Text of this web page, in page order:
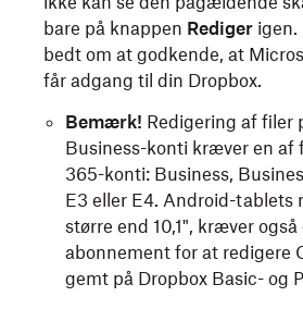
bare på knappen Rediger igen.
bedt om at godkende, at
får adgang til din Dropbox.
Bemærk! Redigering af filer
Business-konti kræver en af
365-konti: Business,
E3 eller E4. Android-tablets
større end 10,1", kræver
abonnement for at redigere
gemt på Dropbox Basic- og